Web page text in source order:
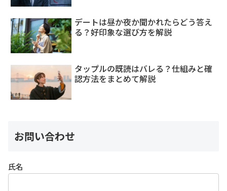
デートは昼か夜か聞かれたらどう答え
る？好印象な選び方を解説
タップルの既読はバレる？仕組みと確
認方法をまとめて解説
お問い合わせ
氏名